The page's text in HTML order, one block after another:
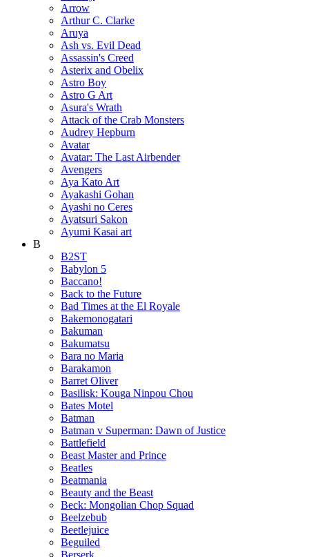
Arrow
Arthur C. Clarke
Aruya
Ash vs. Evil Dead
Assassin's Creed
Asterix and Obelix
Astro Boy
Astro G Art
Asura's Wrath
Attack of the Crab Monsters
Audrey Hepburn
Avatar
Avatar: The Last Airbender
Avengers
Aya Kato Art
Ayakashi Gohan
Ayashi no Ceres
Ayatsuri Sakon
Ayumi Kasai art
B
B2ST
Babylon 5
Baccano!
Back to the Future
Bad Times at the El Royale
Bakemonogatari
Bakuman
Bakumatsu
Bara no Maria
Barakamon
Barret Oliver
Basilisk: Kouga Ninpou Chou
Bates Motel
Batman
Batman v Superman: Dawn of Justice
Battlefield
Beast Master and Prince
Beatles
Beatmania
Beauty and the Beast
Beck: Mongolian Chop Squad
Beelzebub
Beetlejuice
Beguiled
Berserk